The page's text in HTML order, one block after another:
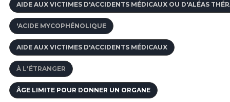
AIDE AUX VICTIMES D'ACCIDENTS MÉDICAUX OU D'ALÉAS
'ACIDE MYCOPHÉNOLIQUE
AIDE AUX VICTIMES D'ACCIDENTS MÉDICAUX
À L'ÉTRANGER
ÂGE LIMITE POUR DONNER UN ORGANE